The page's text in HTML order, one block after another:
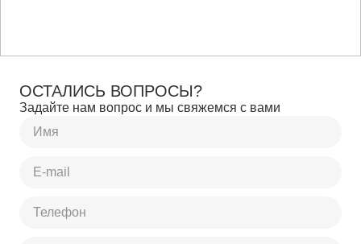
ОСТАЛИСЬ ВОПРОСЫ?
Задайте нам вопрос и мы свяжемся с вами